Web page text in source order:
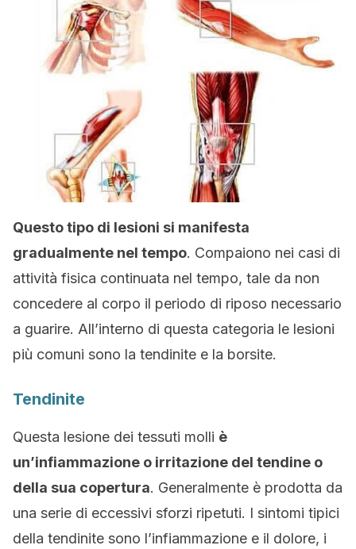
Questo tipo di lesioni si manifesta
gradualmente nel tempo. Compaiono nei casi di
attività fisica continuata nel tempo, tale da non
concedere al corpo il periodo di riposo necessario
a guarire. All’interno di questa categoria le lesioni
più comuni sono la tendinite e la borsite.
Tendinite
Questa lesione dei tessuti molli è
un’infiammazione o irritazione del tendine o
della sua copertura. Generalmente è prodotta da
una serie di eccessivi sforzi ripetuti. I sintomi tipici
della tendinite sono l’infiammazione e il dolore, i